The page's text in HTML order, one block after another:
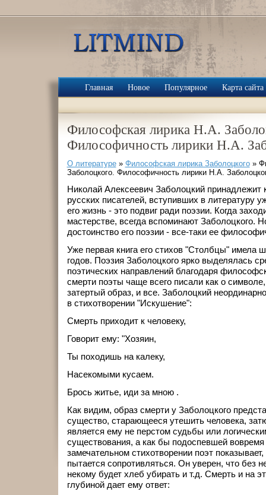
Главная Новое Популярное Карта сайта
Философская лирика Н.А.
Философичность лирики Н.А.
О литературе» Философская лирика Заболоцкого»
Заболоцкого. Философичность лирики Н.А.
Николай Алексеевич Заболоцкий принадлежит
русских писателей, вступивших в литературу
его жизнь - это подвиг ради поэзии. Когда
мастерстве, всегда вспоминают Заболоцкого.
достоинство его поэзии - все-таки ее
Уже первая книга его стихов "Столбцы" имела
годов. Поэзия Заболоцкого ярко выделялась
поэтических направлений благодаря
смерти поэты чаще всего писали как о
затертый образ, и все. Заболоцкий
в стихотворении "Искушение":
Смерть приходит к человеку,
Говорит ему: "Хозяин,
Ты походишь на калеку,
Насекомыми кусаем.
Брось житье, иди за мною .
Как видим, образ смерти у Заболоцкого
существо, старающееся утешить человека,
является ему не перстом судьбы или
существования, а как бы подоспевшей
замечательном стихотворении поэт показывает,
пытается сопротивляться. Он уверен, что без
некому будет хлеб убирать и т.д. Смерть и на
глубиной дает ему ответ: